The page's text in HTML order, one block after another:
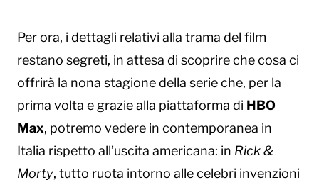
Per ora, i dettagli relativi alla trama del film
restano segreti, in attesa di scoprire che cosa ci
offrirà la nona stagione della serie che, per la
prima volta e grazie alla piattaforma di HBO
Max, potremo vedere in contemporanea in
Italia rispetto all’uscita americana: in Rick &
Morty, tutto ruota intorno alle celebri invenzioni